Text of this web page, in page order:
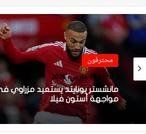
محترفون
22:01 | 14 مارس، 2026
فيديو
21:49 | 14 مارس، 2026
فيديو.. هدف أوناحي الرائع
تتضمن رسالة لوهبي